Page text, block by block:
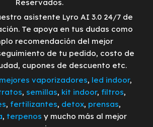
Reservados.
asistente Lyro AI 3.0 24/7 de
Te apoya en tus dudas como
recomendación del mejor
de tu pedido, costo de
cupones de descuento etc.
mejores vaporizadores, led indoor,
, semillas, kit indoor, filtros,
, fertilizantes, detox, prensas,
, terpenos y mucho más al mejor